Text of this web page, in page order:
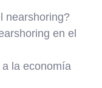
nearshoring?
en el
la economía